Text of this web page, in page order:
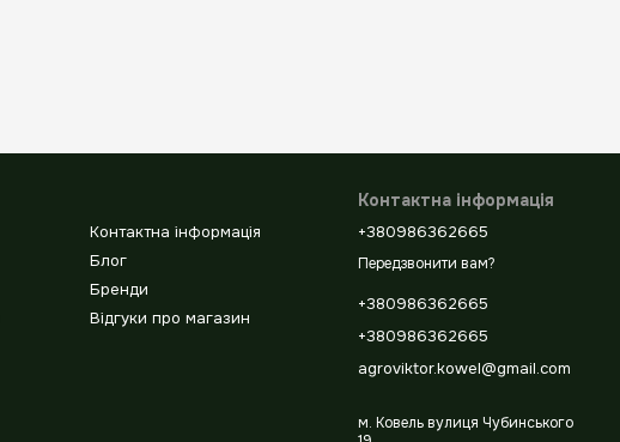
Контактна інформація
Блог
Бренди
Відгуки про магазин
Контактна інформація
+380986362665
Передзвонити вам?
+380986362665
+380986362665
agroviktor.kowel@gmail.com
м. Ковель вулиця Чубинського